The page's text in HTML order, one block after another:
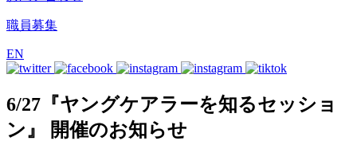
職員募集
EN
6/27『ヤングケアラーを知るセッショ
ン』 開催のお知らせ